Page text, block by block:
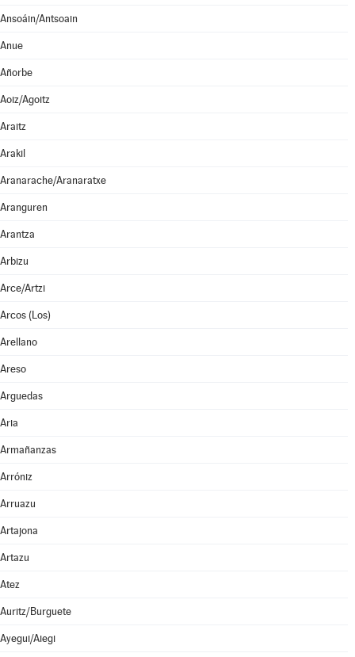
Ansoáin/Antsoain
Anue
Añorbe
Aoiz/Agoitz
Araitz
Arakil
Aranarache/Aranaratxe
Aranguren
Arantza
Arbizu
Arce/Artzi
Arcos (Los)
Arellano
Areso
Arguedas
Aria
Armañanzas
Arróniz
Arruazu
Artajona
Artazu
Atez
Auritz/Burguete
Ayegui/Aiegi